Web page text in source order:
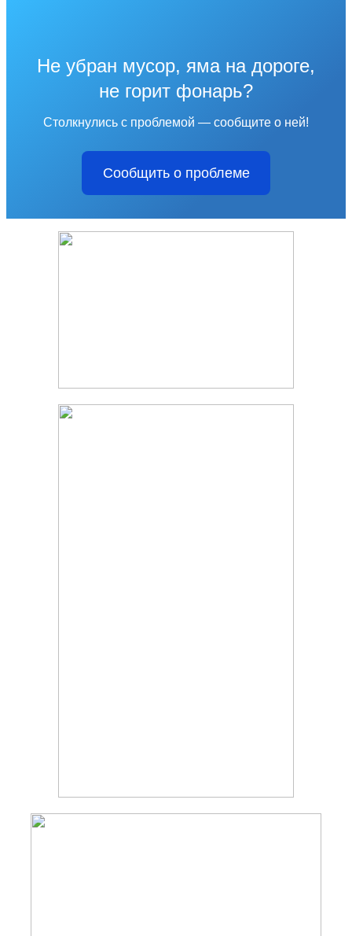
Не убран мусор, яма на дороге,
не горит фонарь?
Столкнулись с проблемой — сообщите о ней!
Сообщить о проблеме